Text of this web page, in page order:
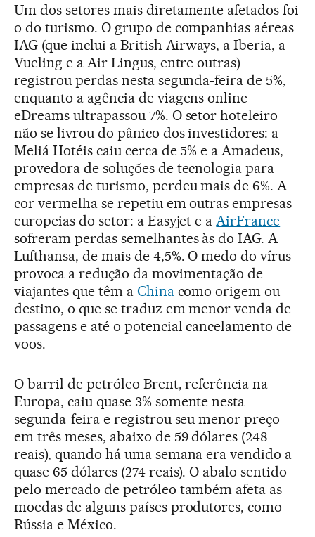
Um dos setores mais diretamente afetados foi
o do turismo. O grupo de companhias aéreas
IAG (que inclui a British Airways, a Iberia, a
Vueling e a Air Lingus, entre outras)
registrou perdas nesta segunda-feira de 5%,
enquanto a agência de viagens online
eDreams ultrapassou 7%. O setor hoteleiro
não se livrou do pânico dos investidores: a
Meliá Hotéis caiu cerca de 5% e a Amadeus,
provedora de soluções de tecnologia para
empresas de turismo, perdeu mais de 6%. A
cor vermelha se repetiu em outras empresas
europeias do setor: a Easyjet e aAirFrance
sofreram perdas semelhantes às do IAG. A
Lufthansa, de mais de 4,5%. O medo do vírus
provoca a redução da movimentação de
viajantes que têm a Chinacomo origem ou
destino, o que se traduz em menor venda de
passagens e até o potencial cancelamento de
voos.
O barril de petróleo Brent, referência na
Europa, caiu quase 3% somente nesta
segunda-feira e registrou seu menor preço
em três meses, abaixo de 59 dólares (248
reais), quando há uma semana era vendido a
quase 65 dólares (274 reais). O abalo sentido
pelo mercado de petróleo também afeta as
moedas de alguns países produtores, como
Rússia e México.